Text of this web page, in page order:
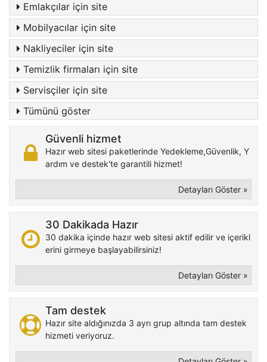
Emlakçılar için site
Mobilyacılar için site
Nakliyeciler için site
Temizlik firmaları için site
Servisçiler için site
Tümünü göster
Güvenli hizmet
Hazır web sitesi paketlerinde Yedekleme,Güvenlik, Y
ardım ve destek'te garantili hizmet!
Detayları Göster »
30 Dakikada Hazır
30 dakika içinde hazır web sitesi aktif edilir ve içerikl
erini girmeye başlayabilirsiniz!
Detayları Göster »
Tam destek
Hazır site aldığınızda 3 ayrı grup altında tam destek
hizmeti veriyoruz.